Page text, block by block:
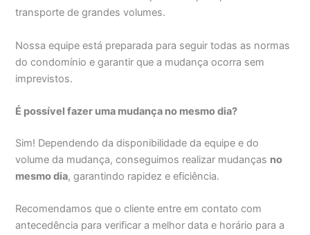
transporte de grandes volumes.
Nossa equipe está preparada para seguir todas as normas
do condomínio e garantir que a mudança ocorra sem
imprevistos.
É possível fazer uma mudança no mesmo dia?
Sim! Dependendo da disponibilidade da equipe e do
volume da mudança, conseguimos realizar mudanças no
mesmo dia, garantindo rapidez e eficiência.
Recomendamos que o cliente entre em contato com
antecedência para verificar a melhor data e horário para a